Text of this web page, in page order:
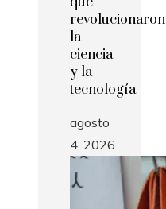
revolucionaron
la
ciencia
y la
tecnología
agosto
4, 2026